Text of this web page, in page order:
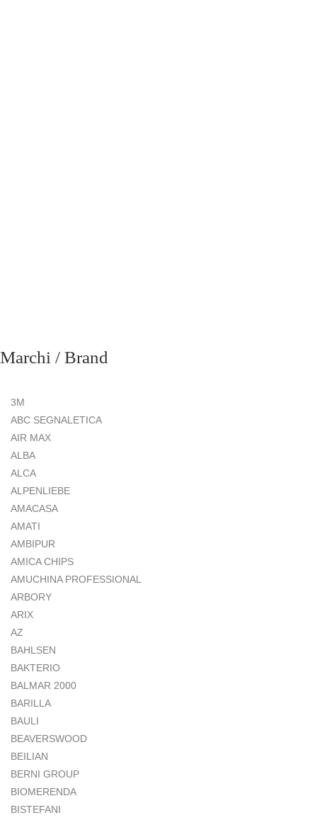
Marchi / Brand
3M
ABC SEGNALETICA
AIR MAX
ALBA
ALCA
ALPENLIEBE
AMACASA
AMATI
AMBIPUR
AMICA CHIPS
AMUCHINA PROFESSIONAL
ARBORY
ARIX
AZ
BAHLSEN
BAKTERIO
BALMAR 2000
BARILLA
BAULI
BEAVERSWOOD
BEILIAN
BERNI GROUP
BIOMERENDA
BISTEFANI